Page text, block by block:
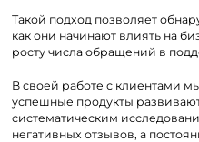
Такой подход позволяет
как они начинают влиять на
росту числа обращений в
В своей работе с клиентами
успешные продукты
систематическим
негативных отзывов, а